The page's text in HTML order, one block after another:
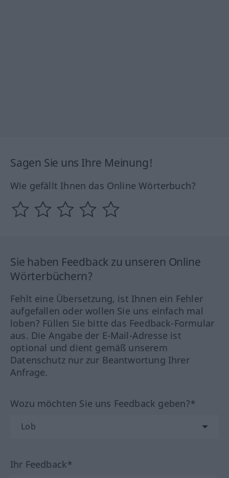
Sagen Sie uns Ihre Meinung!
Wie gefällt Ihnen das Online Wörterbuch?
Sie haben Feedback zu unseren Online
Wörterbüchern?
Fehlt eine Übersetzung, ist Ihnen ein Fehler
aufgefallen oder wollen Sie uns einfach mal
loben? Füllen Sie bitte das Feedback-Formular
aus. Die Angabe der E-Mail-Adresse ist
optional und dient gemäß unserem
Datenschutz nur zur Beantwortung Ihrer
Anfrage.
Wozu möchten Sie uns Feedback geben?*
Ihr Feedback*